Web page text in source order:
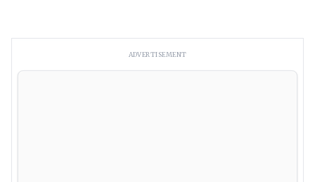
ADVERTISEMENT